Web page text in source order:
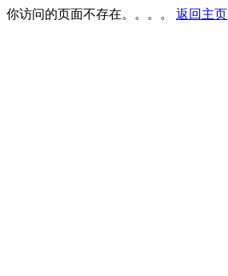
你访问的页面不存在。。。。 返回主页